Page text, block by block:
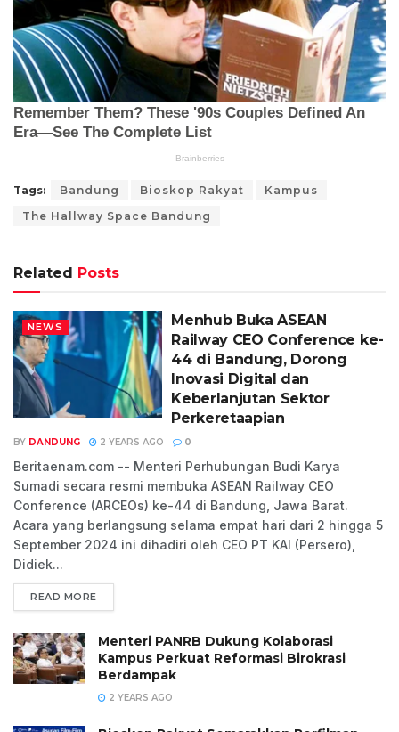
Tags: Bandung Bioskop Rakyat
Kampus
The Hallway Space Bandung
Related Posts
NEWS
Menhub Buka ASEAN
Railway CEO Conference ke-
44 di Bandung, Dorong
Inovasi Digital dan
Keberlanjutan Sektor
Perkeretaapian
BY DANDUNG 2 YEARS AGO 0
Beritaenam.com -- Menteri Perhubungan Budi Karya
Sumadi secara resmi membuka ASEAN Railway CEO
Conference (ARCEOs) ke-44 di Bandung, Jawa Barat.
Acara yang berlangsung selama empat hari dari 2 hingga 5
September 2024 ini dihadiri oleh CEO PT KAI (Persero),
Didiek...
READ MORE
Menteri PANRB Dukung Kolaborasi
Kampus Perkuat Reformasi Birokrasi
Berdampak
2 YEARS AGO